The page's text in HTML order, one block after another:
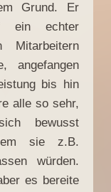
Grund. Er
ein echter
Mitarbeitern
angefangen
bis hin
alle so sehr,
bewusst
sie z.B.
würden.
es bereite